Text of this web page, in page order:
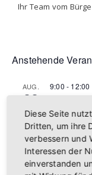
Ihr Team vom
Anstehende
AUG.
22
9:00 - 12:00
AUG.
24
16:00
SEP.
26
26
Deutsche
Diese Seite
Dritten, um ihre
verbessern und
Interessen der
einverstanden